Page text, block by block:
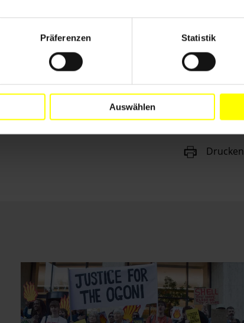
Präferenzen Statistik
Auswählen
besonders beeindruckt hat?
und der sich mir nach fast zehn Jahren fest in mein
Children". Er behandelt das Thema von
Drucken